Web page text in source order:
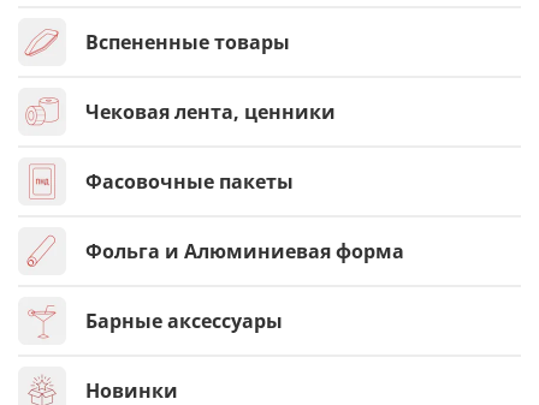
Вспененные товары
Чековая лента, ценники
Фасовочные пакеты
Фольга и Алюминиевая форма
Барные аксессуары
Новинки